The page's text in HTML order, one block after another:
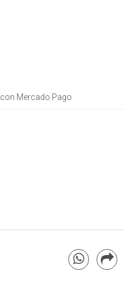
con Mercado Pago